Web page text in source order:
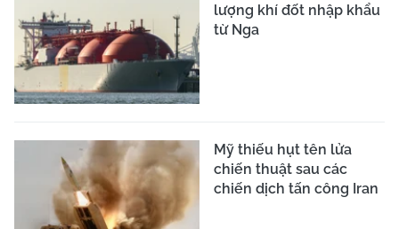
lượng khí đốt nhập khẩu
từ Nga
Mỹ thiếu hụt tên lửa
chiến thuật sau các
chiến dịch tấn công Iran